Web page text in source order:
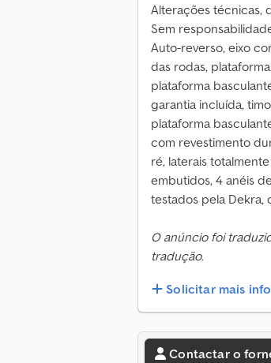
Alterações técnicas,
Sem
Auto-reverso, eixo
das rodas,
plataforma
garantia incluída,
plataforma
com revestimento
ré, laterais
embutidos, 4 anéis
testados pela Dekra,
O anúncio foi
tradução.
Solicitar mais
Contactar o